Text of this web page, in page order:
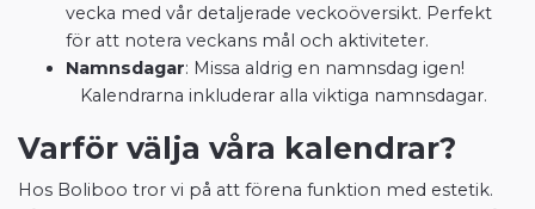
vecka med vår detaljerade veckoöversikt. Perfekt
för att notera veckans mål och aktiviteter.
Namnsdagar: Missa aldrig en namnsdag igen!
Kalendrarna inkluderar alla viktiga namnsdagar.
Varför välja våra kalendrar?
Hos Boliboo tror vi på att förena funktion med estetik.